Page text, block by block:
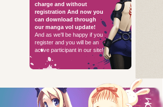
charge and without
registration And now you
can download through
our manga vol update!
And as we'll be happy if you
register and you will be an
active participant in our site!